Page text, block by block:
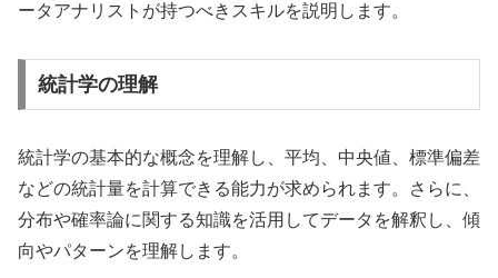
ータアナリストが持つべきスキルを説明します。
統計学の理解
統計学の基本的な概念を理解し、平均、中央値、標準偏差
などの統計量を計算できる能力が求められます。さらに、
分布や確率論に関する知識を活用してデータを解釈し、傾
向やパターンを理解します。